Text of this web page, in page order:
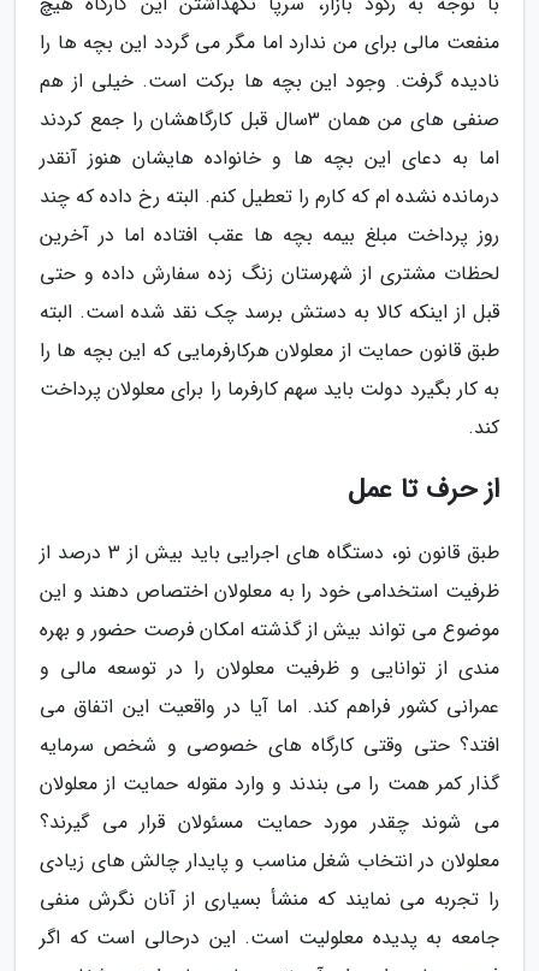
منفعت مالی برای من ندارد اما مگر می گردد این بچه ها را
نادیده گرفت. وجود این بچه ها برکت است. خیلی از هم
صنفی های من همان 3سال قبل کارگاهشان را جمع کردند
اما به دعای این بچه ها و خانواده هایشان هنوز آنقدر
درمانده نشده ام که کارم را تعطیل کنم. البته رخ داده که چند
روز پرداخت مبلغ بیمه بچه ها عقب افتاده اما در آخرین
لحظات مشتری از شهرستان زنگ زده سفارش داده و حتی
قبل از اینکه کالا به دستش برسد چک نقد شده است. البته
طبق قانون حمایت از معلولان هرکارفرمایی که این بچه ها را
به کار بگیرد دولت باید سهم کارفرما را برای معلولان پرداخت
کند.
از حرف تا عمل
طبق قانون نو، دستگاه های اجرایی باید بیش از 3 درصد از
ظرفیت استخدامی خود را به معلولان اختصاص دهند و این
موضوع می تواند بیش از گذشته امکان فرصت حضور و بهره
مندی از توانایی و ظرفیت معلولان را در توسعه مالی و
عمرانی کشور فراهم کند. اما آیا در واقعیت این اتفاق می
افتد؟ حتی وقتی کارگاه های خصوصی و شخص سرمایه
گذار کمر همت را می بندند و وارد مقوله حمایت از معلولان
می شوند چقدر مورد حمایت مسئولان قرار می گیرند؟
معلولان در انتخاب شغل مناسب و پایدار چالش های زیادی
را تجربه می نمایند که منشأ بسیاری از آنان نگرش منفی
جامعه به پدیده معلولیت است. این درحالی است که اگر